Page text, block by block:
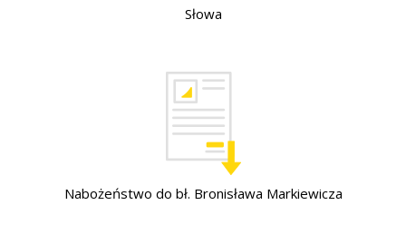
Słowa
Nabożeństwo do bł. Bronisława Markiewicza